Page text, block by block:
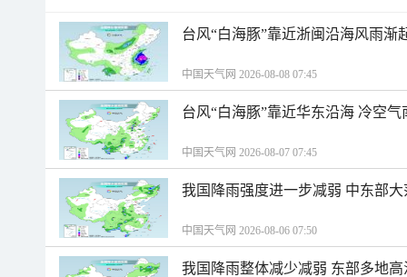
台风“白海豚”靠近浙闽沿海风雨渐
中国天气网 2026-08-08 07:45
台风“白海豚”靠近华东沿海 冷空
中国天气网 2026-08-07 07:45
我国降雨强度进一步减弱 中东部
中国天气网 2026-08-06 07:50
我国降雨整体减少减弱 东部多地